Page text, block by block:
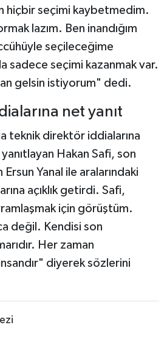
hiçbir seçimi kaybetmedim.
lazım. Ben inandığım
seçileceğime
sadece seçimi kazanmak var.
gelsin istiyorum" dedi.
net yanıt
teknik direktör iddialarına
Hakan Safi, son
Yanal ile aralarındaki
açıklık getirdi. Safi,
için görüştüm.
değil. Kendisi son
Her zaman
diyerek sözlerini